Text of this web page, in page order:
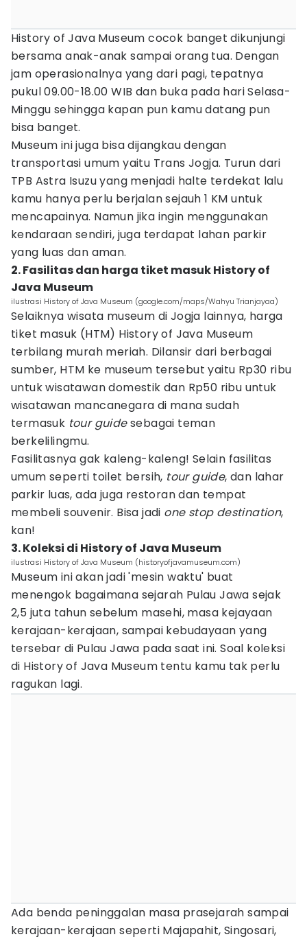
History of Java Museum cocok banget dikunjungi
bersama anak-anak sampai orang tua. Dengan
jam operasionalnya yang dari pagi, tepatnya
pukul 09.00-18.00 WIB dan buka pada hari Selasa-
Minggu sehingga kapan pun kamu datang pun
bisa banget.
Museum ini juga bisa dijangkau dengan
transportasi umum yaitu Trans Jogja. Turun dari
TPB Astra Isuzu yang menjadi halte terdekat lalu
kamu hanya perlu berjalan sejauh 1 KM untuk
mencapainya. Namun jika ingin menggunakan
kendaraan sendiri, juga terdapat lahan parkir
yang luas dan aman.
2. Fasilitas dan harga tiket masuk History of
Java Museum
ilustrasi History of Java Museum (google.com/maps/Wahyu Trianjayaa)
Selaiknya wisata museum di Jogja lainnya, harga
tiket masuk (HTM) History of Java Museum
terbilang murah meriah. Dilansir dari berbagai
sumber, HTM ke museum tersebut yaitu Rp30 ribu
untuk wisatawan domestik dan Rp50 ribu untuk
wisatawan mancanegara di mana sudah
termasuk tour guidesebagai teman
berkelilingmu.
Fasilitasnya gak kaleng-kaleng! Selain fasilitas
umum seperti toilet bersih, tour guide, dan lahar
parkir luas, ada juga restoran dan tempat
membeli souvenir. Bisa jadi one stop destination,
kan!
3. Koleksi di History of Java Museum
ilustrasi History of Java Museum (historyofjavamuseum.com)
Museum ini akan jadi 'mesin waktu' buat
menengok bagaimana sejarah Pulau Jawa sejak
2,5 juta tahun sebelum masehi, masa kejayaan
kerajaan-kerajaan, sampai kebudayaan yang
tersebar di Pulau Jawa pada saat ini. Soal koleksi
di History of Java Museum tentu kamu tak perlu
ragukan lagi.
Ada benda peninggalan masa prasejarah sampai
kerajaan-kerajaan seperti Majapahit, Singosari,